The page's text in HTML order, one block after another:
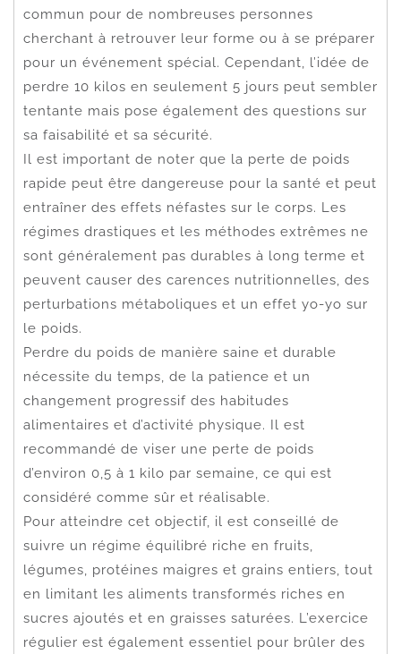
commun pour de nombreuses personnes
cherchant à retrouver leur forme ou à se préparer
pour un événement spécial. Cependant, l’idée de
perdre 10 kilos en seulement 5 jours peut sembler
tentante mais pose également des questions sur
sa faisabilité et sa sécurité.
Il est important de noter que la perte de poids
rapide peut être dangereuse pour la santé et peut
entraîner des effets néfastes sur le corps. Les
régimes drastiques et les méthodes extrêmes ne
sont généralement pas durables à long terme et
peuvent causer des carences nutritionnelles, des
perturbations métaboliques et un effet yo-yo sur
le poids.
Perdre du poids de manière saine et durable
nécessite du temps, de la patience et un
changement progressif des habitudes
alimentaires et d’activité physique. Il est
recommandé de viser une perte de poids
d’environ 0,5 à 1 kilo par semaine, ce qui est
considéré comme sûr et réalisable.
Pour atteindre cet objectif, il est conseillé de
suivre un régime équilibré riche en fruits,
légumes, protéines maigres et grains entiers, tout
en limitant les aliments transformés riches en
sucres ajoutés et en graisses saturées. L’exercice
régulier est également essentiel pour brûler des